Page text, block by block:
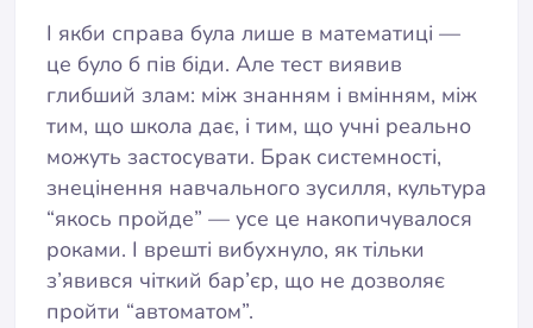
І якби справа була лише в математиці —
це було б пів біди. Але тест виявив
глибший злам: між знанням і вмінням, між
тим, що школа дає, і тим, що учні реально
можуть застосувати. Брак системності,
знецінення навчального зусилля, культура
“якось пройде” — усе це накопичувалося
роками. І врешті вибухнуло, як тільки
з’явився чіткий бар’єр, що не дозволяє
пройти “автоматом”.